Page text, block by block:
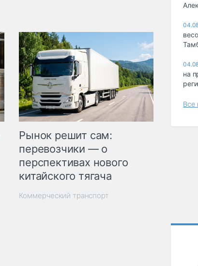
Рынок решит сам:
перевозчики — о
перспективах нового
китайского тягача
Коммерческий транспорт
на
Все